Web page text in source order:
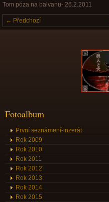
Tom póza na balvanu- 26.2.2011
← Předchozí
Fotoalbum
První seznámení-inzerát
Rok 2009
Rok 2010
Rok 2011
Rok 2012
Rok 2013
Rok 2014
Rok 2015